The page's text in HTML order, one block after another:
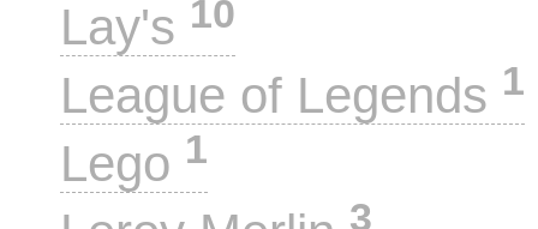
Lay's 10
League of Legends 1
Lego 1
3